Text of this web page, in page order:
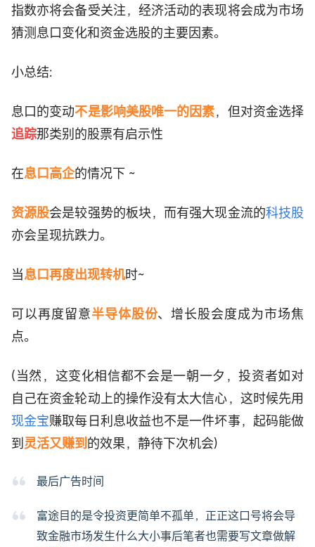
指数亦将会备受关注，经济活动的表现将会成为市场
猜测息口变化和资金选股的主要因素。
小总结:
息口的变动不是影响美股唯一的因素，但对资金选择
追踪那类别的股票有启示性
在息口高企的情况下 ~
资源股会是较强势的板块，而有强大现金流的科技股
亦会呈现抗跌力。
当息口再度出现转机时~
可以再度留意半导体股份、增长股会度成为市场焦
点。
(当然，这变化相信都不会是一朝一夕，投资者如对
自己在资金轮动上的操作没有太大信心，这时候先用
现金宝赚取每日利息收益也不是一件坏事，起码能做
到灵活又赚到 的效果，静待下次机会)
最后广告时间
富途目的是令投资更简单不孤单，正正这口号将会导
致金融市场发生什么大小事后笔者也需要写文章做解